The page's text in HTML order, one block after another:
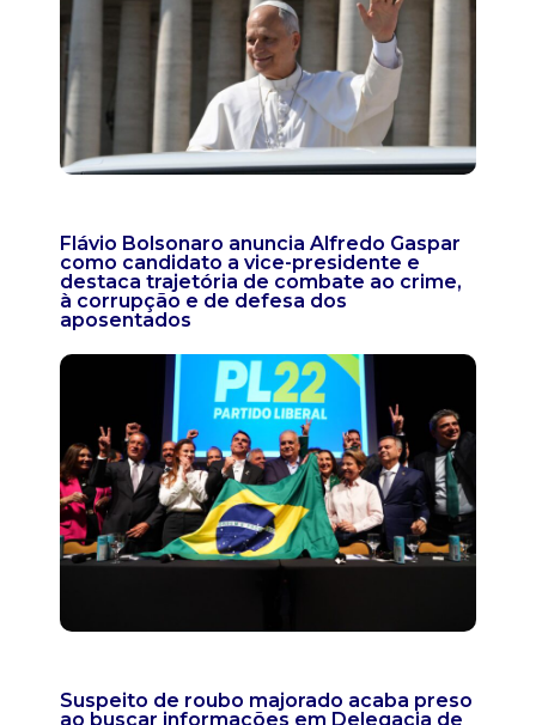
Flávio Bolsonaro anuncia Alfredo Gaspar
como candidato a vice-presidente e
destaca trajetória de combate ao crime,
à corrupção e de defesa dos
aposentados
Suspeito de roubo majorado acaba preso
ao buscar informações em Delegacia de